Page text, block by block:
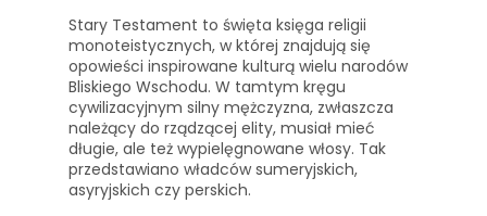
Stary Testament to święta księga religii
monoteistycznych, w której znajdują się
opowieści inspirowane kulturą wielu narodów
Bliskiego Wschodu. W tamtym kręgu
cywilizacyjnym silny mężczyzna, zwłaszcza
należący do rządzącej elity, musiał mieć
długie, ale też wypielęgnowane włosy. Tak
przedstawiano władców sumeryjskich,
asyryjskich czy perskich.